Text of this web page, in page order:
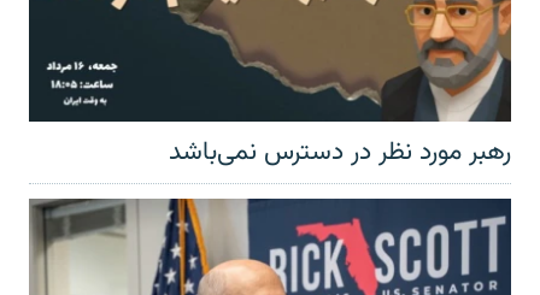
رهبر مورد نظر در دسترس نمی‌باشد